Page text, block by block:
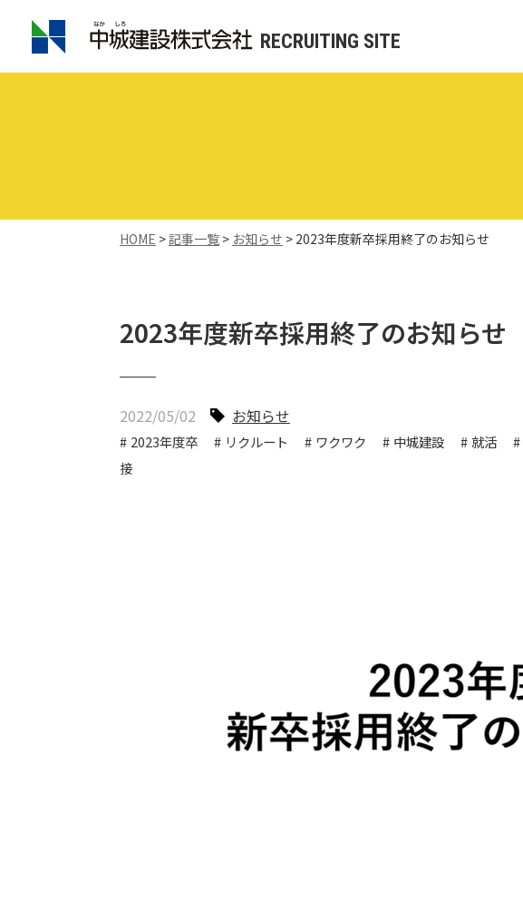
RECRUITING SITE
HOME >記事一覧 > お知らせ > 2023年度新卒採用終了のお知らせ
2023年度新卒採用終了のお知らせ
2022/05/02 お知らせ
2023年度卒 リクルート ワクワク 中城建設 就活
接